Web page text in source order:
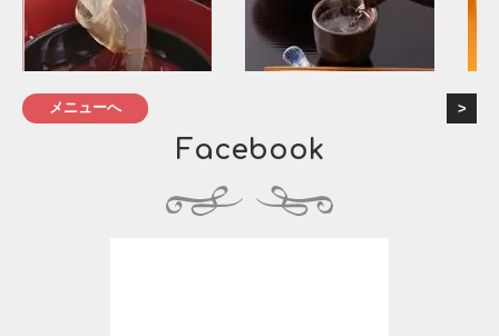
メニューへ
Facebook